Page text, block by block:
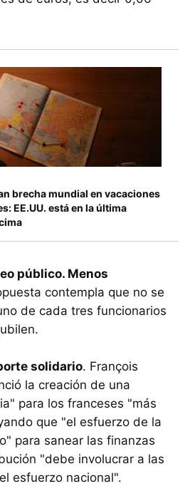
brecha mundial en vacaciones
EE.UU. está en la última
público. Menos
contempla que no se
de cada tres funcionarios
solidario. François
la creación de una
para los franceses "más
que "el esfuerzo de la
para sanear las finanzas
"debe involucrar a las
esfuerzo nacional".